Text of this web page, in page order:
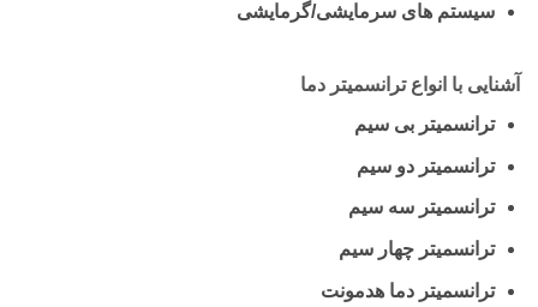
سیستم های سرمایشی/گرمایشی
آشنایی با انواع ترانسمیتر دما
ترانسمیتر بی سیم
ترانسمیتر دو سیم
ترانسمیتر سه سیم
ترانسمیتر چهار سیم
ترانسمیتر دما هدمونت